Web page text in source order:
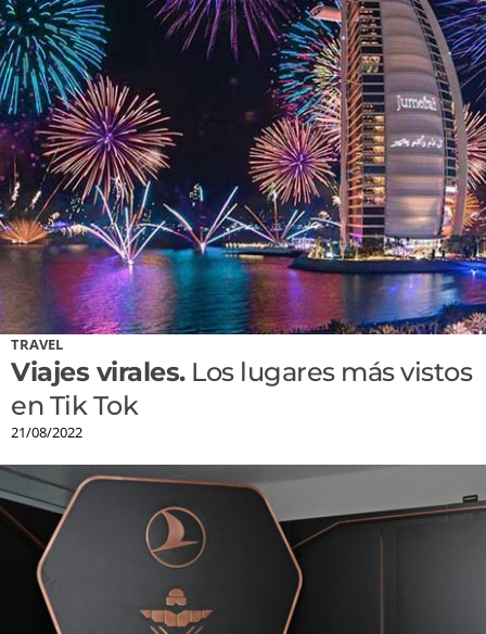
TRAVEL
Viajes virales.Los lugares más vistos
en Tik Tok
21/08/2022